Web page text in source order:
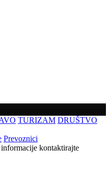
TURIZAM DRUŠTVO
Prevoznici
kontaktirajte